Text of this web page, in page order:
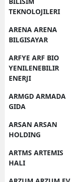
TEKNOLOJILERI
ARENA ARENA
BILGISAYAR
ARFYE ARF BIO
YENILENEBILIR
ENERJI
ARMGD ARMADA
GIDA
ARSAN ARSAN
HOLDING
ARTMS ARTEMIS
HALI